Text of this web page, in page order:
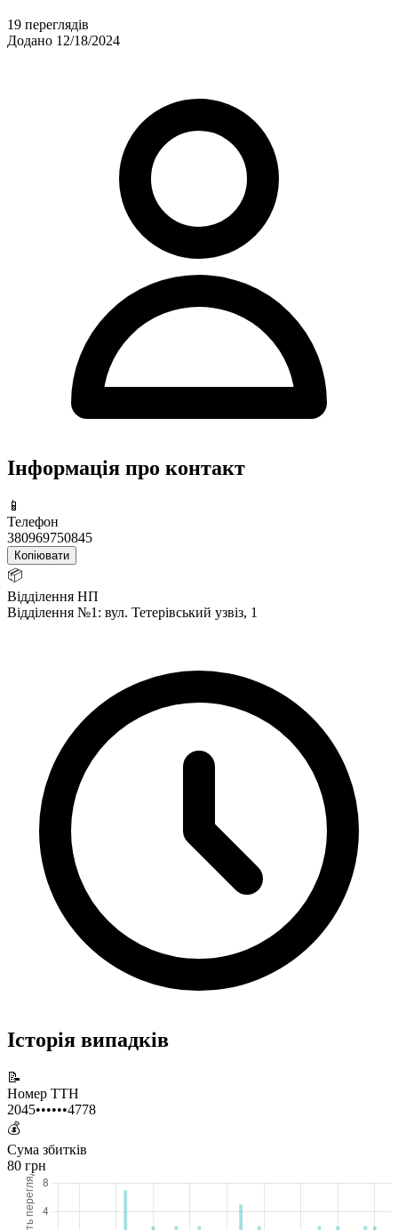
19 переглядів
Додано 12/18/2024
Інформація про контакт
📱
Телефон
380969750845
Копіювати
📦
Відділення НП
Відділення №1: вул. Тетерівський узвіз, 1
Історія випадків
📝
Номер ТТН
2045••••••4778
💰
Сума збитків
80 грн